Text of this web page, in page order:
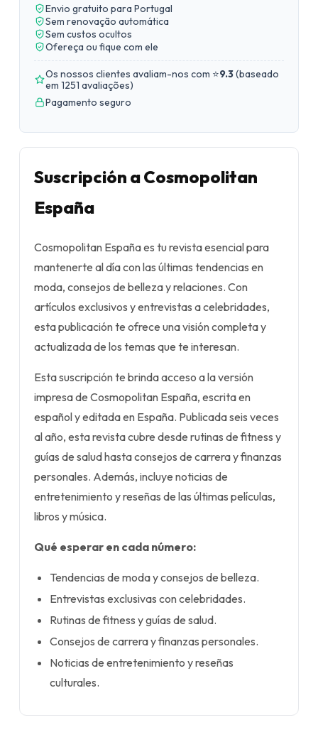
Envio gratuito para Portugal
Sem renovação automática
Sem custos ocultos
Ofereça ou fique com ele
Os nossos clientes avaliam-nos com ⭐9.3(baseado
em 1251 avaliações)
Pagamento seguro
Suscripción a Cosmopolitan
España
Cosmopolitan España es tu revista esencial para
mantenerte al día con las últimas tendencias en
moda, consejos de belleza y relaciones. Con
artículos exclusivos y entrevistas a celebridades,
esta publicación te ofrece una visión completa y
actualizada de los temas que te interesan.
Esta suscripción te brinda acceso a la versión
impresa de Cosmopolitan España, escrita en
español y editada en España. Publicada seis veces
al año, esta revista cubre desde rutinas de fitness y
guías de salud hasta consejos de carrera y finanzas
personales. Además, incluye noticias de
entretenimiento y reseñas de las últimas películas,
libros y música.
Qué esperar en cada número:
Tendencias de moda y consejos de belleza.
Entrevistas exclusivas con celebridades.
Rutinas de fitness y guías de salud.
Consejos de carrera y finanzas personales.
Noticias de entretenimiento y reseñas
culturales.